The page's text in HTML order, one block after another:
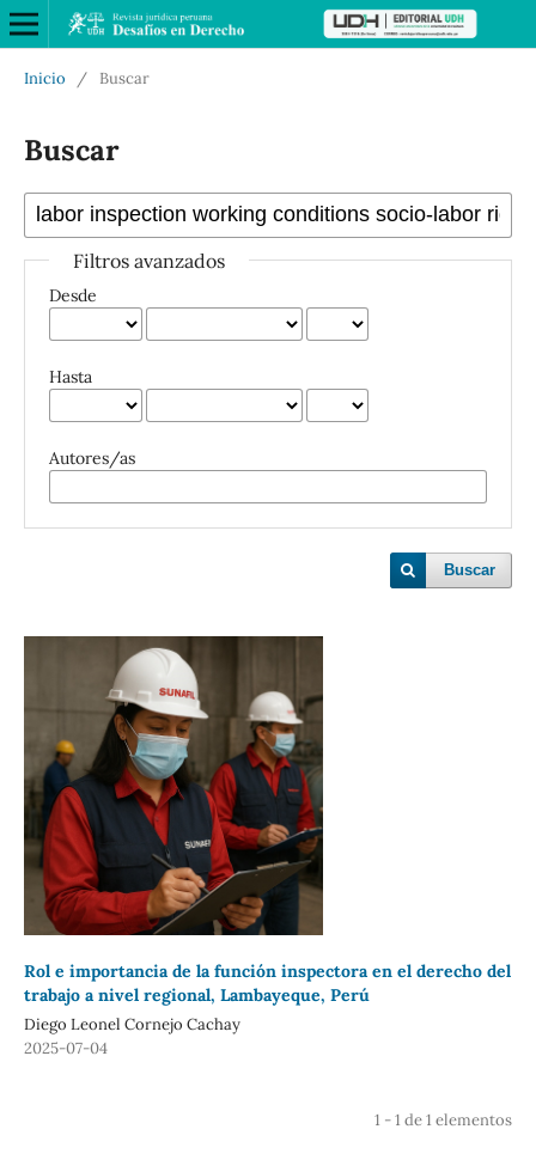
Inicio / Buscar
Buscar
Filtros avanzados
Desde
Hasta
Autores/as
Buscar
Rol e importancia de la función inspectora en el derecho del
trabajo a nivel regional, Lambayeque, Perú
Diego Leonel Cornejo Cachay
2025-07-04
1 - 1 de 1 elementos